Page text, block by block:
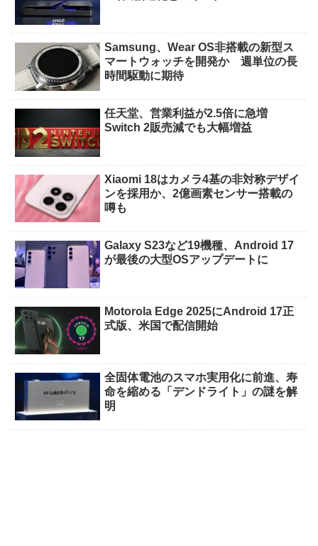
Samsung、Wear OS非搭載の新型ス
マートウォッチを開発か 週単位の長
時間駆動に期待
任天堂、営業利益が2.5倍に急増
Switch 2販売減でも大幅増益
Xiaomi 18はカメラ4基の非対称デザイ
ンを採用か、2億画素センサー搭載の
噂も
Galaxy S23など19機種、Android 17
が最後の大型OSアップデートに
Motorola Edge 2025にAndroid 17正
式版、米国で配信開始
全固体電池のスマホ実用化に前進、寿
命を縮める「デンドライト」の謎を解
明